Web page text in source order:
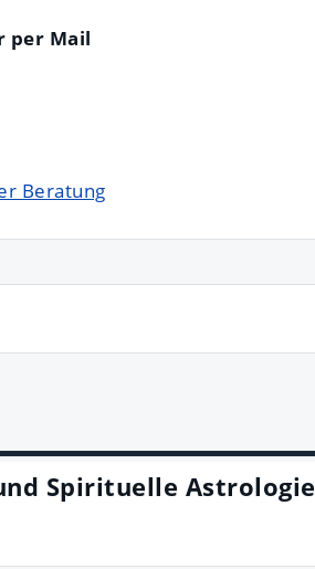
per Mail
Beratung
Spirituelle Astrologie